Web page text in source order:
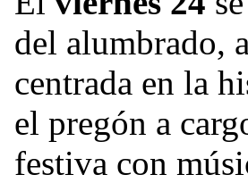
del alumbrado,
centrada en la
el pregón a
festiva con